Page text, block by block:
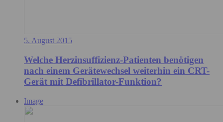
5. August 2015
Welche Herzinsuffizienz-Patienten benötigen
nach einem Gerätewechsel weiterhin ein CRT-
Gerät mit Defibrillator-Funktion?
Image